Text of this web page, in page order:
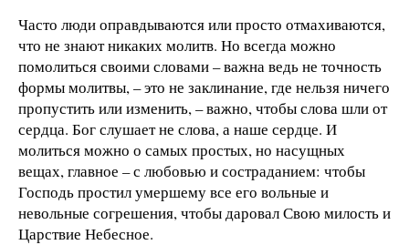
Часто люди оправдываются или просто отмахиваются,
что не знают никаких молитв. Но всегда можно
помолиться своими словами – важна ведь не точность
формы молитвы, – это не заклинание, где нельзя ничего
пропустить или изменить, – важно, чтобы слова шли от
сердца. Бог слушает не слова, а наше сердце. И
молиться можно о самых простых, но насущных
вещах, главное – с любовью и состраданием: чтобы
Господь простил умершему все его вольные и
невольные согрешения, чтобы даровал Свою милость и
Царствие Небесное.